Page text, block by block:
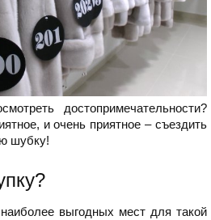
достопримечательности?
и очень приятное – съездить
шубку!
выгодных мест для такой